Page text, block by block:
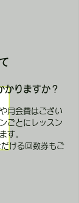
月会費はござい
ごとにレッスン
す。
ける回数券もご
かりますか？